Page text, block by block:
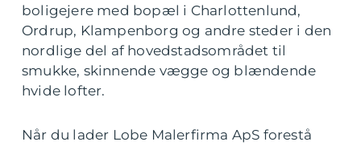
boligejere med bopæl i Charlottenlund,
Ordrup, Klampenborg og andre steder i den
nordlige del af hovedstadsområdet til
smukke, skinnende vægge og blændende
hvide lofter.
Når du lader Lobe Malerfirma ApS forestå